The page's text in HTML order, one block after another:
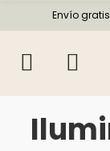
Envío